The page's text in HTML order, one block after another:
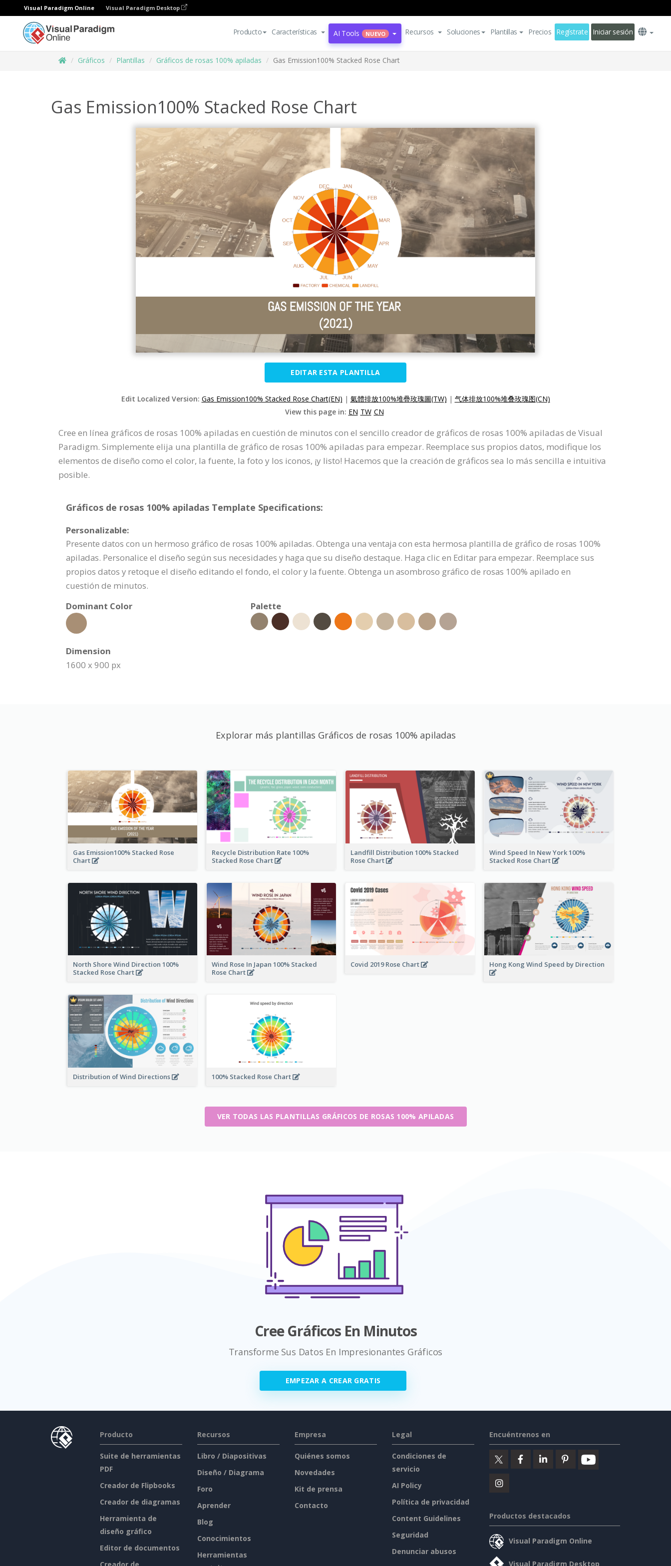
Visual Paradigm Online Visual Paradigm Desktop
Producto Características AI Tools NUEVO Recursos Soluciones Plantillas Precios Regístrate Iniciar sesión
Gráficos Plantillas Gráficos de rosas 100% apiladas Gas Emission100% Stacked Rose Chart
Gas Emission100% Stacked Rose Chart
EDITAR ESTA PLANTILLA
Edit Localized Version: Gas Emission100% Stacked Rose Chart(EN) | 氣體排放100%堆疊玫瑰圖(TW) | 气体排放100%堆叠玫瑰图(CN)
View this page in: EN TW CN
Cree en línea gráficos de rosas 100% apiladas en cuestión de minutos con el sencillo creador de gráficos de rosas 100% apiladas de Visual
Paradigm. Simplemente elija una plantilla de gráfico de rosas 100% apiladas para empezar. Reemplace sus propios datos, modifique los
elementos de diseño como el color, la fuente, la foto y los iconos, ¡y listo! Hacemos que la creación de gráficos sea lo más sencilla e intuitiva
posible.
Gráficos de rosas 100% apiladas Template Specifications:
Personalizable:
Presente datos con un hermoso gráfico de rosas 100% apiladas. Obtenga una ventaja con esta hermosa plantilla de gráfico de rosas 100%
apiladas. Personalice el diseño según sus necesidades y haga que su diseño destaque. Haga clic en Editar para empezar. Reemplace sus
propios datos y retoque el diseño editando el fondo, el color y la fuente. Obtenga un asombroso gráfico de rosas 100% apilado en
cuestión de minutos.
Dominant Color
Palette
Dimension
1600 x 900 px
Explorar más plantillas Gráficos de rosas 100% apiladas
Gas Emission100% Stacked Rose
Chart
Recycle Distribution Rate 100%
Stacked Rose Chart
Landfill Distribution 100% Stacked
Rose Chart
Wind Speed In New York 100%
Stacked Rose Chart
North Shore Wind Direction 100%
Stacked Rose Chart
Wind Rose In Japan 100% Stacked
Rose Chart
Covid 2019 Rose Chart Hong Kong Wind Speed by Direction
Distribution of Wind Directions 100% Stacked Rose Chart
VER TODAS LAS PLANTILLAS GRÁFICOS DE ROSAS 100% APILADAS
Cree Gráficos En Minutos
Transforme Sus Datos En Impresionantes Gráficos
EMPEZAR A CREAR GRATIS
Producto
Suite de herramientas
PDF
Creador de Flipbooks
Creador de diagramas
Herramienta de
diseño gráfico
Editor de documentos
Recursos
Libro / Diapositivas
Diseño / Diagrama
Foro
Aprender
Blog
Conocimientos
Herramientas
Empresa
Quiénes somos
Novedades
Kit de prensa
Contacto
Legal
Condiciones de
servicio
AI Policy
Política de privacidad
Content Guidelines
Seguridad
Denunciar abusos
Encuéntrenos en
Productos destacados
Visual Paradigm Online
Visual Paradigm Desktop